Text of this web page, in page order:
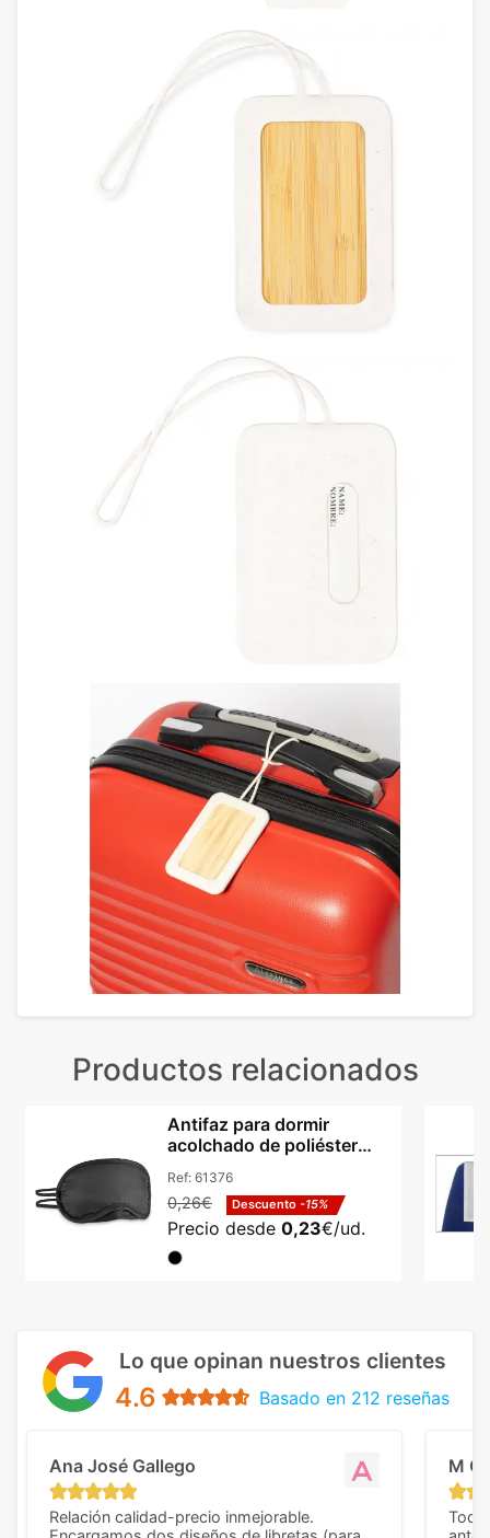
Productos relacionados
Antifaz para dormir
acolchado de poliéster
Ref: 61376
0,26€ Descuento -15%
Precio desde 0,23€/ud.
Lo que opinan nuestros clientes
4.6 Basado en 212 reseñas
Ana José Gallego
Relación calidad-precio inmejorable.
M C
Todo